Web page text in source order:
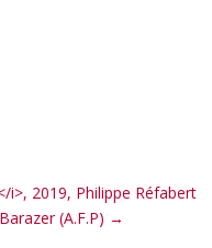
i>, 2019, Philippe Réfabert
(A.F.P) →